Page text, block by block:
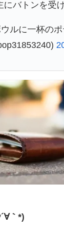
にバトンを受
ルに一杯のポ
｀*)